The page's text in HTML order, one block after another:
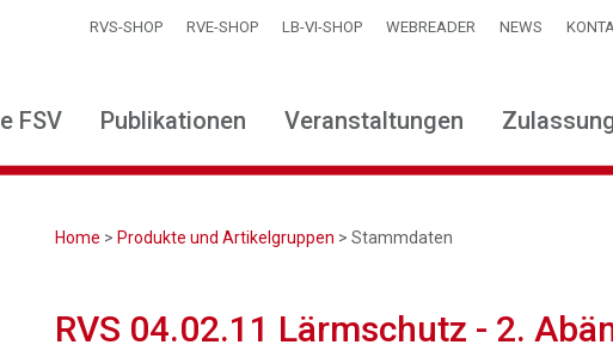
RVS-SHOP RVE-SHOP LB-VI-SHOP WEBREADER NEWS
FSV Publikationen Veranstaltungen
Home > Produkte und Artikelgruppen > Stammdaten
RVS 04.02.11 Lärmschutz - 2.